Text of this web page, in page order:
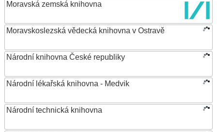
Moravská zemská knihovna
Moravskoslezská vědecká knihovna v Ostravě
Národní knihovna České republiky
Národní lékařská knihovna - Medvik
Národní technická knihovna